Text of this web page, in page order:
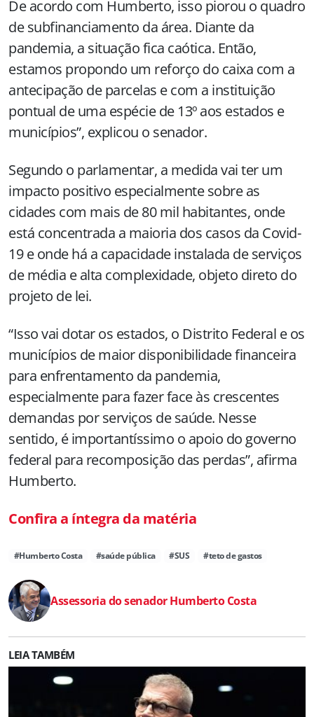
De acordo com Humberto, isso piorou o quadro
de subfinanciamento da área. Diante da
pandemia, a situação fica caótica. Então,
estamos propondo um reforço do caixa com a
antecipação de parcelas e com a instituição
pontual de uma espécie de 13º aos estados e
municípios”, explicou o senador.
Segundo o parlamentar, a medida vai ter um
impacto positivo especialmente sobre as
cidades com mais de 80 mil habitantes, onde
está concentrada a maioria dos casos da Covid-
19 e onde há a capacidade instalada de serviços
de média e alta complexidade, objeto direto do
projeto de lei.
“Isso vai dotar os estados, o Distrito Federal e os
municípios de maior disponibilidade financeira
para enfrentamento da pandemia,
especialmente para fazer face às crescentes
demandas por serviços de saúde. Nesse
sentido, é importantíssimo o apoio do governo
federal para recomposição das perdas”, afirma
Humberto.
Confira a íntegra da matéria
#Humberto Costa #saúde pública #SUS #teto de gastos
Assessoria do senador Humberto Costa
LEIA TAMBÉM